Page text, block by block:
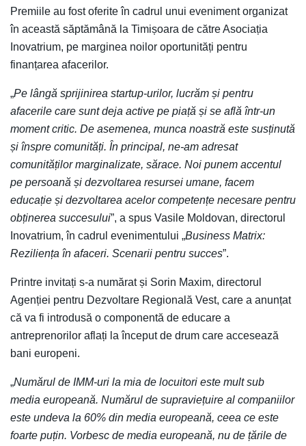
Premiile au fost oferite în cadrul unui eveniment organizat
în această săptămână la Timișoara de către Asociația
Inovatrium, pe marginea noilor oportunități pentru
finanțarea afacerilor.
„Pe lângă sprijinirea startup-urilor, lucrăm și pentru
afacerile care sunt deja active pe piață și se află într-un
moment critic. De asemenea, munca noastră este susținută
și înspre comunități. În principal, ne-am adresat
comunităților marginalizate, sărace. Noi punem accentul
pe persoană și dezvoltarea resursei umane, facem
educație și dezvoltarea acelor competențe necesare pentru
obținerea succesului”, a spus Vasile Moldovan, directorul
Inovatrium, în cadrul evenimentului „Business Matrix:
Reziliența în afaceri. Scenarii pentru succes”.
Printre invitați s-a numărat și Sorin Maxim, directorul
Agenției pentru Dezvoltare Regională Vest, care a anunțat
că va fi introdusă o componentă de educare a
antreprenorilor aflați la început de drum care accesează
bani europeni.
„Numărul de IMM-uri la mia de locuitori este mult sub
media europeană. Numărul de supraviețuire al companiilor
este undeva la 60% din media europeană, ceea ce este
foarte puțin. Vorbesc de media europeană, nu de țările de